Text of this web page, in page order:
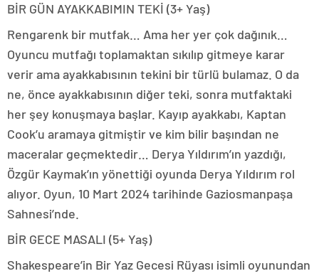
BİR GÜN AYAKKABIMIN TEKİ (3+ Yaş)
Rengarenk bir mutfak… Ama her yer çok dağınık…
Oyuncu mutfağı toplamaktan sıkılıp gitmeye karar
verir ama ayakkabısının tekini bir türlü bulamaz. O da
ne, önce ayakkabısının diğer teki, sonra mutfaktaki
her şey konuşmaya başlar. Kayıp ayakkabı, Kaptan
Cook’u aramaya gitmiştir ve kim bilir başından ne
maceralar geçmektedir… Derya Yıldırım’ın yazdığı,
Özgür Kaymak’ın yönettiği oyunda Derya Yıldırım rol
alıyor. Oyun, 10 Mart 2024 tarihinde Gaziosmanpaşa
Sahnesi’nde.
BİR GECE MASALI (5+ Yaş)
Shakespeare’in Bir Yaz Gecesi Rüyası isimli oyunundan